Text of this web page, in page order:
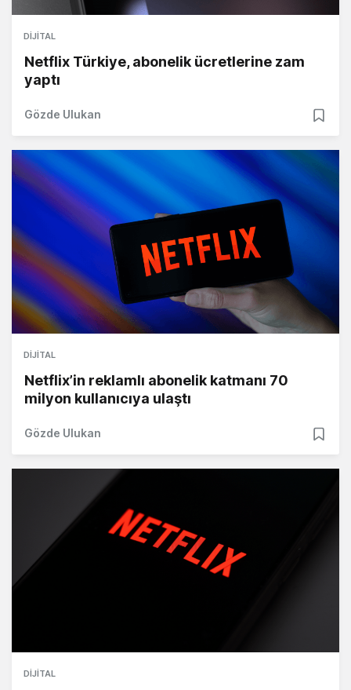
DIJITAL
Netflix Türkiye, abonelik ücretlerine zam
yaptı
Gözde Ulukan
DIJITAL
Netflix’in reklamlı abonelik katmanı 70
milyon kullanıcıya ulaştı
Gözde Ulukan
DIJITAL